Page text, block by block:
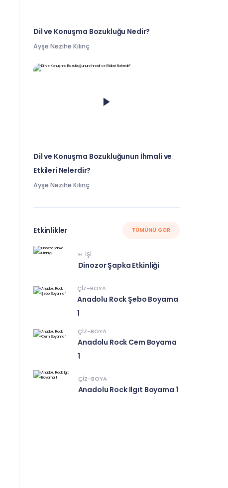
Dil ve Konuşma Bozukluğu Nedir?
Ayşe Nezihe Kılınç
Dil ve Konuşma Bozukluğunun İhmali ve
Etkileri Nelerdir?
Ayşe Nezihe Kılınç
Etkinlikler TÜMÜNÜ GÖR
EL IŞI
Dinozor Şapka Etkinliği
ÇIZ-BOYA
Anadolu Rock Şebo Boyama
1
ÇIZ-BOYA
Anadolu Rock Cem Boyama
1
ÇIZ-BOYA
Anadolu Rock Ilgıt Boyama 1